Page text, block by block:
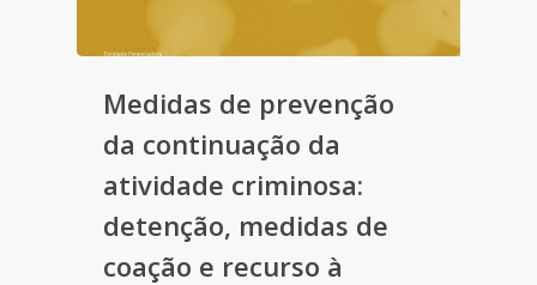
Medidas de prevenção
da continuação da
atividade criminosa:
detenção, medidas de
coação e recurso à